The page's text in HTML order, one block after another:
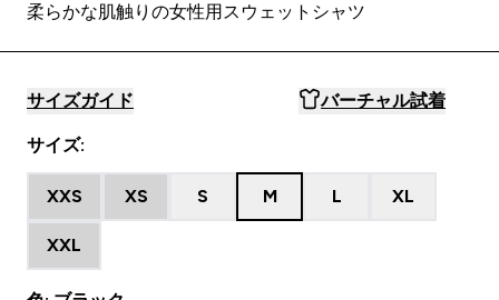
柔らかな肌触りの女性用スウェットシャツ
サイズガイド バーチャル試着
サイズ:
XXS XS S M L XL
XXL